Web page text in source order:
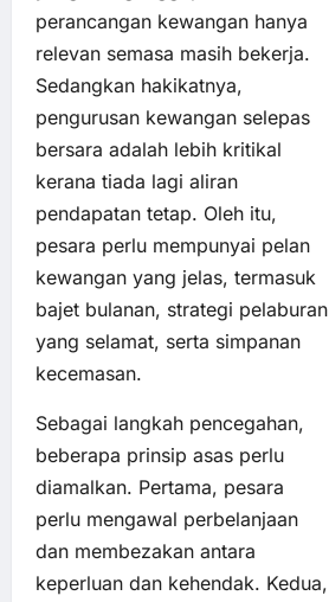
perancangan kewangan hanya
relevan semasa masih bekerja.
Sedangkan hakikatnya,
pengurusan kewangan selepas
bersara adalah lebih kritikal
kerana tiada lagi aliran
pendapatan tetap. Oleh itu,
pesara perlu mempunyai pelan
kewangan yang jelas, termasuk
bajet bulanan, strategi pelaburan
yang selamat, serta simpanan
kecemasan.
Sebagai langkah pencegahan,
beberapa prinsip asas perlu
diamalkan. Pertama, pesara
perlu mengawal perbelanjaan
dan membezakan antara
keperluan dan kehendak. Kedua,